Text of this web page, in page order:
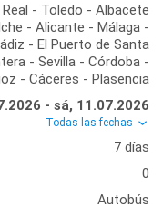
- Toledo - Albacete
- Alicante - Málaga -
- El Puerto de Santa
- Sevilla - Córdoba -
- Cáceres - Plasencia
- sá, 11.07.2026
Todas las fechas
7 días
0
Autobús